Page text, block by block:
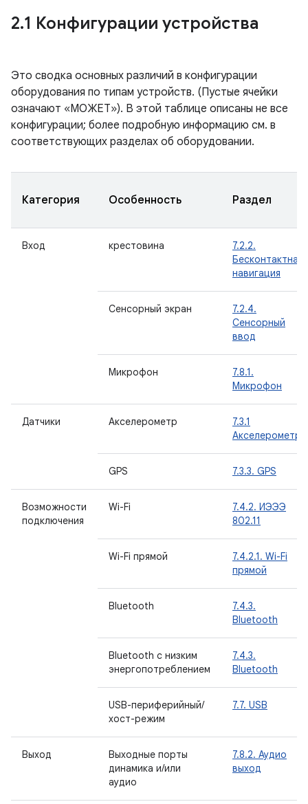
2.1 Конфигурации устройства
Это сводка основных различий в конфигурации
оборудования по типам устройств. (Пустые ячейки
означают «МОЖЕТ»). В этой таблице описаны не все
конфигурации; более подробную информацию см. в
соответствующих разделах об оборудовании.
Категория Особенность Раздел
Вход крестовина
7.2.2.
Бесконтактная
навигация
Сенсорный экран
7.2.4.
Сенсорный
ввод
Микрофон
7.8.1.
Микрофон
Датчики Акселерометр
7.3.1
Акселерометр
GPS 7.3.3. GPS
Возможности
подключения
Wi-Fi
7.4.2. ИЭЭЭ
802.11
Wi-Fi прямой
7.4.2.1. Wi-Fi
прямой
Bluetooth
7.4.3.
Bluetooth
Bluetooth с низким
энергопотреблением
7.4.3.
Bluetooth
USB-периферийный/
хост-режим
7.7. USB
Выход
Выходные порты
динамика и/или
аудио
7.8.2. Аудио
выход